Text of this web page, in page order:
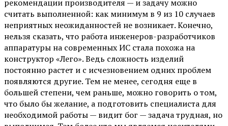
рекомендации производителя — и задачу можно
считать выполненной: как минимум в 9 из 10 случаев
неприятных неожиданностей не возникает. Конечно,
нельзя сказать, что работа инженеров-разработчиков
аппаратуры на современных ИС стала похожа на
конструктор «Лего». Ведь сложность изделий
постоянно растет и с исчезновением одних проблем
появляются другие. Тем не менее, сегодня еще в
большей степени, чем раньше, можно говорить о том,
что было бы желание, а подготовить специалиста для
необходимой работы — видит бог — задача трудная, но